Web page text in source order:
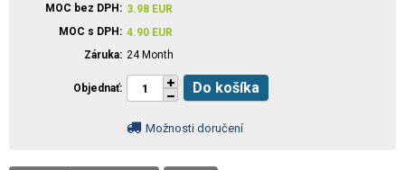
MOC bez DPH 3.98 EUR
MOC s DPH
4.90 EUR
Záruka 24 Month
Objednať Do košíka
Možnosti doručení